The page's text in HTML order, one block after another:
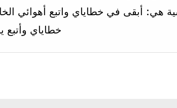
هي: أبقى في خطاياي واتبع أهوائي
خطاياي